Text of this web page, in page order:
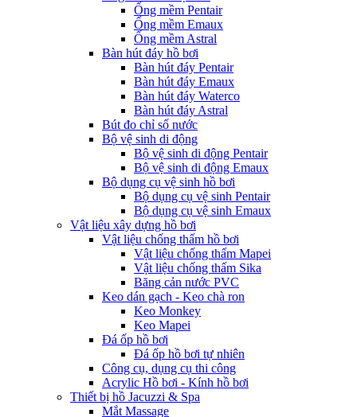
Ống mềm Pentair
Ống mềm Emaux
Ống mềm Astral
Bàn hút đáy hồ bơi
Bàn hút đáy Pentair
Bàn hút đáy Emaux
Bàn hút đáy Waterco
Bàn hút đáy Astral
Bút đo chỉ số nước
Bộ vệ sinh di động
Bộ vệ sinh di động Pentair
Bộ vệ sinh di động Emaux
Bộ dụng cụ vệ sinh hồ bơi
Bộ dụng cụ vệ sinh Pentair
Bộ dụng cụ vệ sinh Emaux
Vật liệu xây dựng hồ bơi
Vật liệu chống thấm hồ bơi
Vật liệu chống thấm Mapei
Vật liệu chống thấm Sika
Băng cản nước PVC
Keo dán gạch - Keo chà ron
Keo Monkey
Keo Mapei
Đá ốp hồ bơi
Đá ốp hồ bơi tự nhiên
Công cụ, dụng cụ thi công
Acrylic Hồ bơi - Kính hồ bơi
Thiết bị hồ Jacuzzi & Spa
Mắt Massage